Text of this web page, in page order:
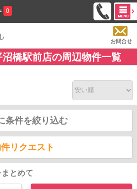
0
お問合せ
橋駅前店の周辺物件一覧
条件を絞り込む
リクエスト
とめて